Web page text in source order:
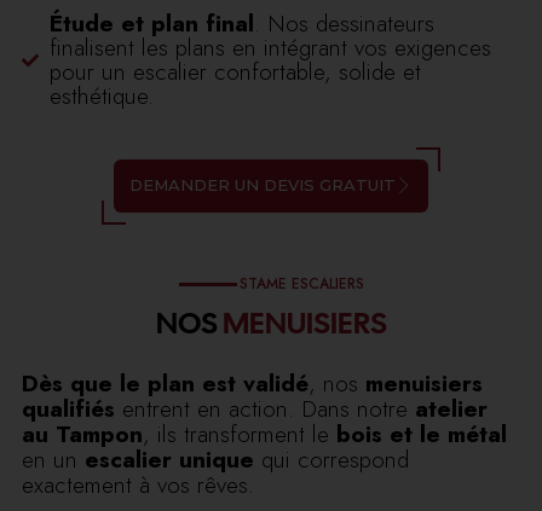
Étude et plan final. Nos dessinateurs
finalisent les plans en intégrant vos exigences
pour un escalier confortable, solide et
esthétique.
DEMANDER UN DEVIS GRATUIT
STAME ESCALIERS
NOSMENUISIERS
Dès que le plan est validé, nos menuisiers
qualifiés entrent en action. Dans notre atelier
au Tampon, ils transforment le bois et le métal
en un escalier unique qui correspond
exactement à vos rêves.